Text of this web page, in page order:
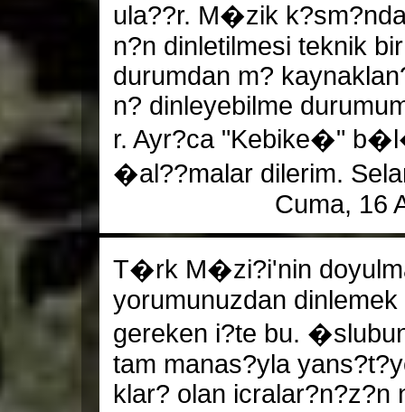
ula??r. M�zik
n?n dinletilmesi teknik
durumdan m?
n? dinleyebilme
r. Ayr?ca "Kebike�"
�al??malar dilerim.
Cuma, 16
T�rk M�zi?i'nin
yorumunuzdan
gereken i?te bu.
tam manas?yla
klar? olan icralar?n?z?n